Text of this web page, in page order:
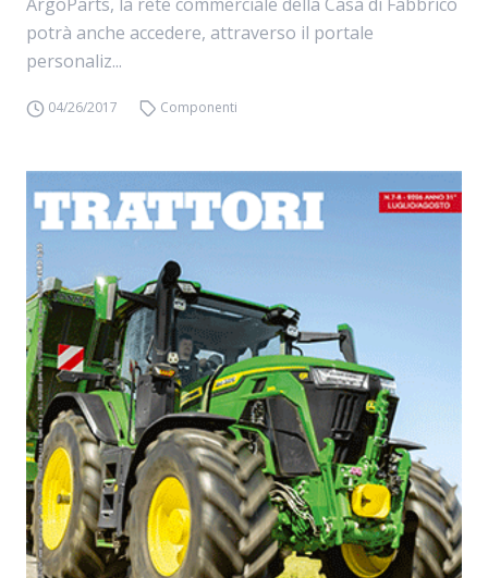
potrà anche accedere, attraverso il portale
personaliz...
04/26/2017 Componenti